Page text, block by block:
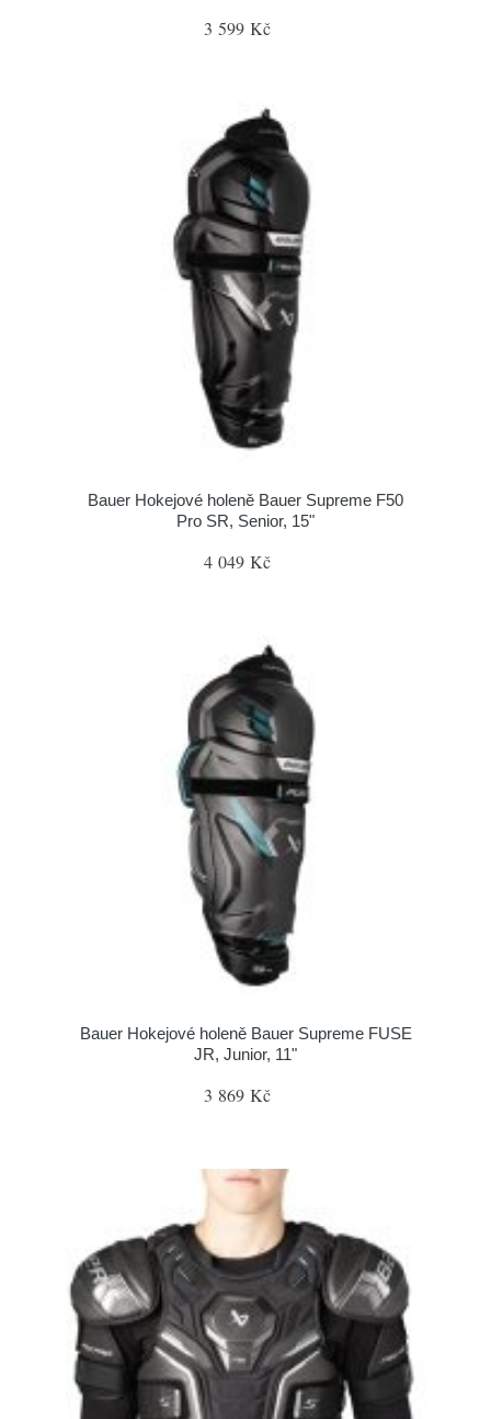
3 599 Kč
Bauer Hokejové holeně Bauer Supreme F50
Pro SR, Senior, 15"
4 049 Kč
Bauer Hokejové holeně Bauer Supreme FUSE
JR, Junior, 11"
3 869 Kč